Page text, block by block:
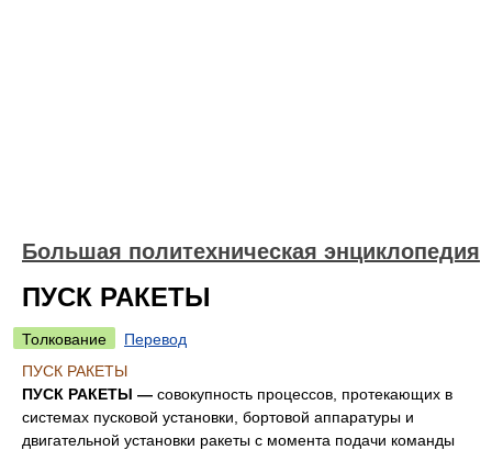
Большая политехническая энциклопедия
ПУСК РАКЕТЫ
Толкование
Перевод
ПУСК РАКЕТЫ
ПУСК РАКЕТЫ — совокупность процессов, протекающих в
системах пусковой установки, бортовой аппаратуры и
двигательной установки ракеты с момента подачи команды